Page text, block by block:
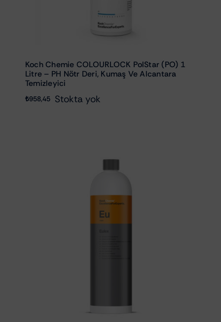
Koch Chemie COLOURLOCK PolStar (PO) 1
Litre – PH Nötr Deri, Kumaş Ve Alcantara
Temizleyici
₺958,45 Stokta yok